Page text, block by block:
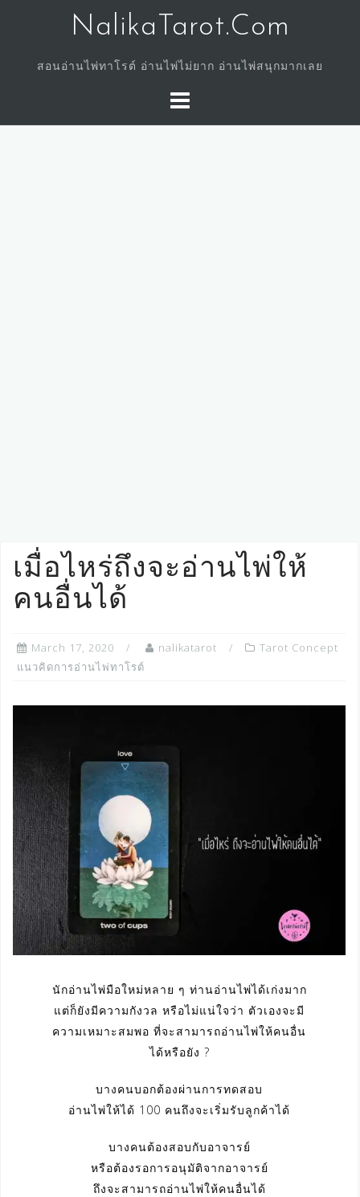
NalikaTarot.Com
สอนอ่านไพ่ทาโรต์ อ่านไพ่ไม่ยาก อ่านไพ่สนุกมากเลย
เมื่อไหร่ถึงจะอ่านไพ่ให้
คนอื่นได้
March 17, 2020 nalikatarot
Tarot Concept
แนวคิดการอ่านไพ่ทาโรต์
นักอ่านไพ่มือใหม่หลาย ๆ ท่านอ่านไพ่ได้เก่งมาก
แต่ก็ยังมีความกังวล หรือไม่แน่ใจว่า ตัวเองจะมี
ความเหมาะสมพอ ที่จะสามารถอ่านไพ่ให้คนอื่น
ได้หรือยัง ?
บางคนบอกต้องผ่านการทดสอบ
อ่านไพ่ให้ได้ 100 คนถึงจะเริ่มรับลูกค้าได้
บางคนต้องสอบกับอาจารย์
หรือต้องรอการอนุมัติจากอาจารย์
ถึงจะสามารถอ่านไพ่ให้คนอื่นได้